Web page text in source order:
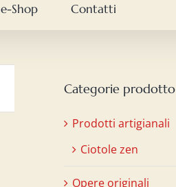
e-Shop Contatti
Categorie prodotto
Prodotti artigianali
Ciotole zen
Opere originali